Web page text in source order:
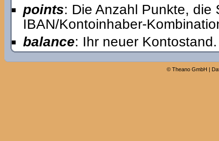
points: Die Anzahl Punkte,
IBAN/Kontoinhaber-
balance: Ihr neuer Kontostand.
© Theano GmbH |